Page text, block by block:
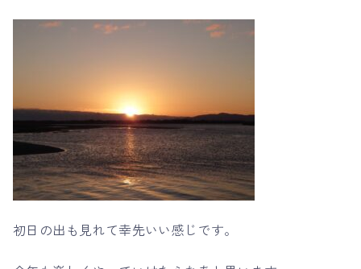
初日の出も見れて幸先いい感じです。